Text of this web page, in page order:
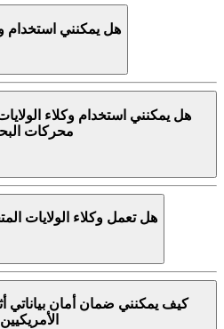
هل يمكنني استخدام
هل يمكنني استخدام وكلاء
محركات
هل تعمل وكلاء الولايات
كيف يمكنني ضمان أمان بياناتي